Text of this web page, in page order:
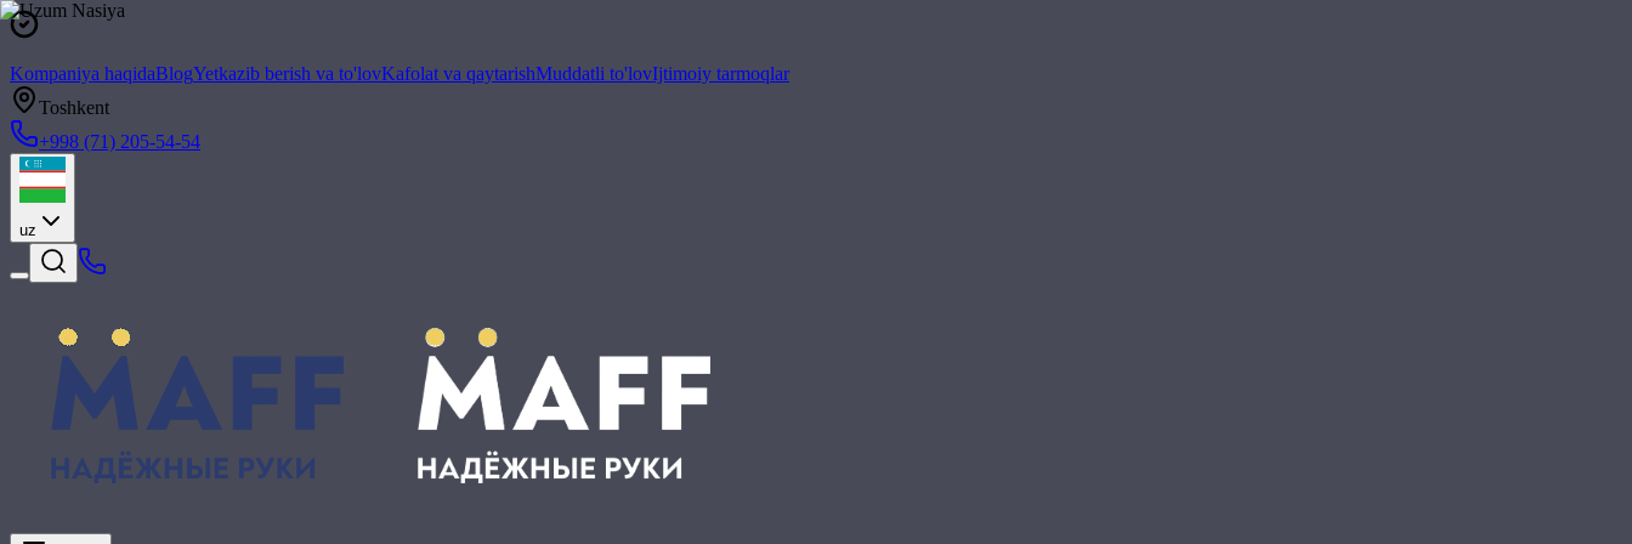
Kompaniya haqidaBlogYetkazib berish va to'lovKafolat va qaytarishMuddatli to'lovIjtimoiy tarmoqlar
Toshkent
+998 (71) 205-54-54
uz